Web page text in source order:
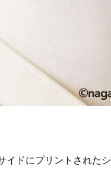
イドにプリントされた